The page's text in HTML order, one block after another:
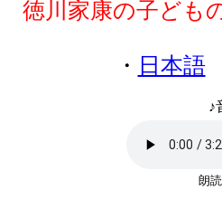
徳川家康の子ども
・ 日本語
♪
朗